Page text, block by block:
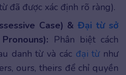
đã được xác định rõ ràng).
Case) &Đại từ sở
Phân biệt cách
danh từ và các đại từnhư
ours, theirs để chỉ quyền